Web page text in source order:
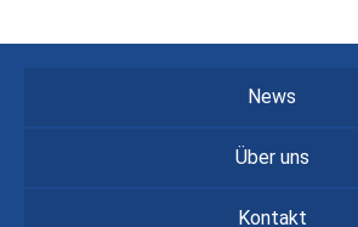
News
Über uns
Kontakt